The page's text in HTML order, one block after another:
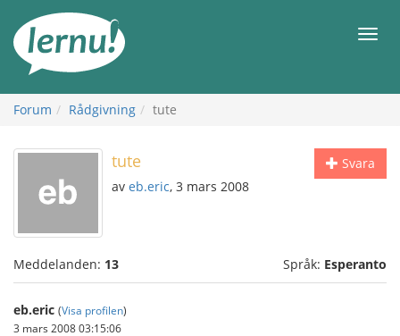
sidans
innehåll
Meny
Forum Rådgivning tute
Svara
tute
av eb.eric, 3 mars 2008
Meddelanden: 13 Språk: Esperanto
eb.eric (Visa profilen)
3 mars 2008 03:15:06